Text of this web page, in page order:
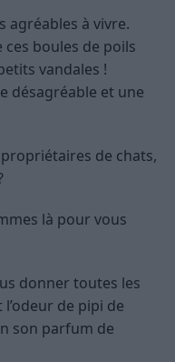
agréables à vivre.
boules de poils
vandales !
désagréable et une
propriétaires de chats,
là pour vous
donner toutes les
de pipi de
son parfum de